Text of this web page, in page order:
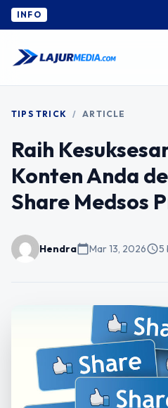
INFO
TIPS TRICK / ARTICLE
Raih
Konten Anda
Share Medsos
Hendracalendar_todayMar 13, 2026schedule5